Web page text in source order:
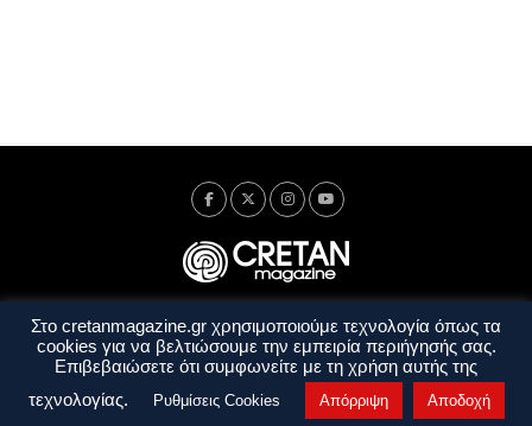
Ταυτότητα Πολιτική Απορρήτου
Όροι Χρήσης
Όροι και Προϋποθέσεις
Στο cretanmagazine.gr χρησιμοποιούμε τεχνολογία όπως τα
cookies για να βελτιώσουμε την εμπειρία περιήγησής σας.
Επιβεβαιώσετε ότι συμφωνείτε με τη χρήση αυτής της
τεχνολογίας.
Ρυθμίσεις Cookies Απόρριψη Αποδοχή